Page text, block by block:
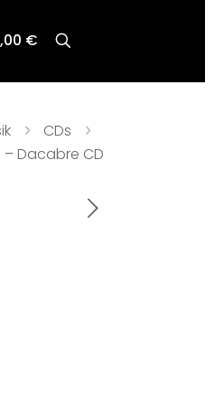
€
CDs
– Dacabre CD